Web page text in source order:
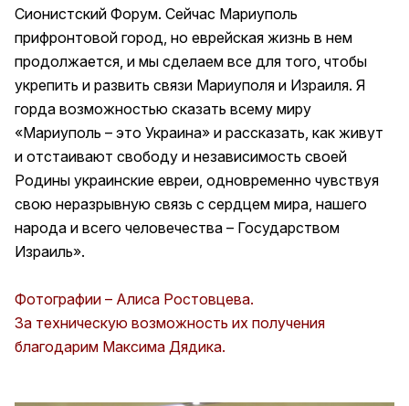
Сионистский Форум. Сейчас Мариуполь
прифронтовой город, но еврейская жизнь в нем
продолжается, и мы сделаем все для того, чтобы
укрепить и развить связи Мариуполя и Израиля. Я
горда возможностью сказать всему миру
«Мариуполь – это Украина» и рассказать, как живут
и отстаивают свободу и независимость своей
Родины украинские евреи, одновременно чувствуя
свою неразрывную связь с сердцем мира, нашего
народа и всего человечества – Государством
Израиль».
Фотографии – Алиса Ростовцева.
За техническую возможность их получения
благодарим Максима Дядика.